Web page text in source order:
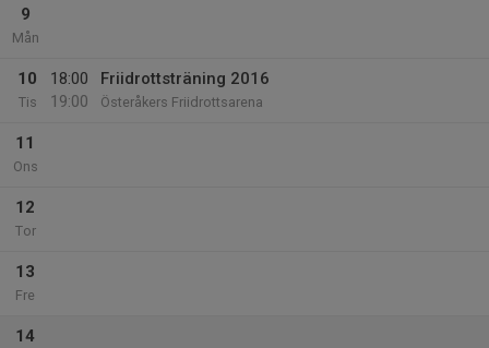
9
Mån
10
Tis
18:00
19:00
Friidrottsträning 2016
Österåkers Friidrottsarena
11
Ons
12
Tor
13
Fre
14